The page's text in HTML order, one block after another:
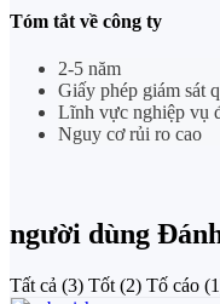
Tóm tắt về công ty
2-5 năm
Giấy phép giám sát
Lĩnh vực nghiệp vụ
Nguy cơ rủi ro cao
người dùng
Tất cả (3) Tốt (2) Tố cáo